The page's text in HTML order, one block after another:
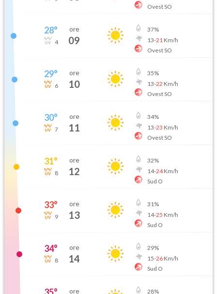
Ovest SO
28°
4
ore
09
37%
13-21 Km/h
Ovest SO
29°
6
ore
10
35%
13-22 Km/h
Ovest SO
30°
7
ore
11
34%
13-23 Km/h
Ovest SO
31°
8
ore
12
32%
14-24Km/h
Sud O
33°
9
ore
13
31%
14-25 Km/h
Sud O
34°
8
ore
14
29%
15-26Km/h
Sud O
ore 28%